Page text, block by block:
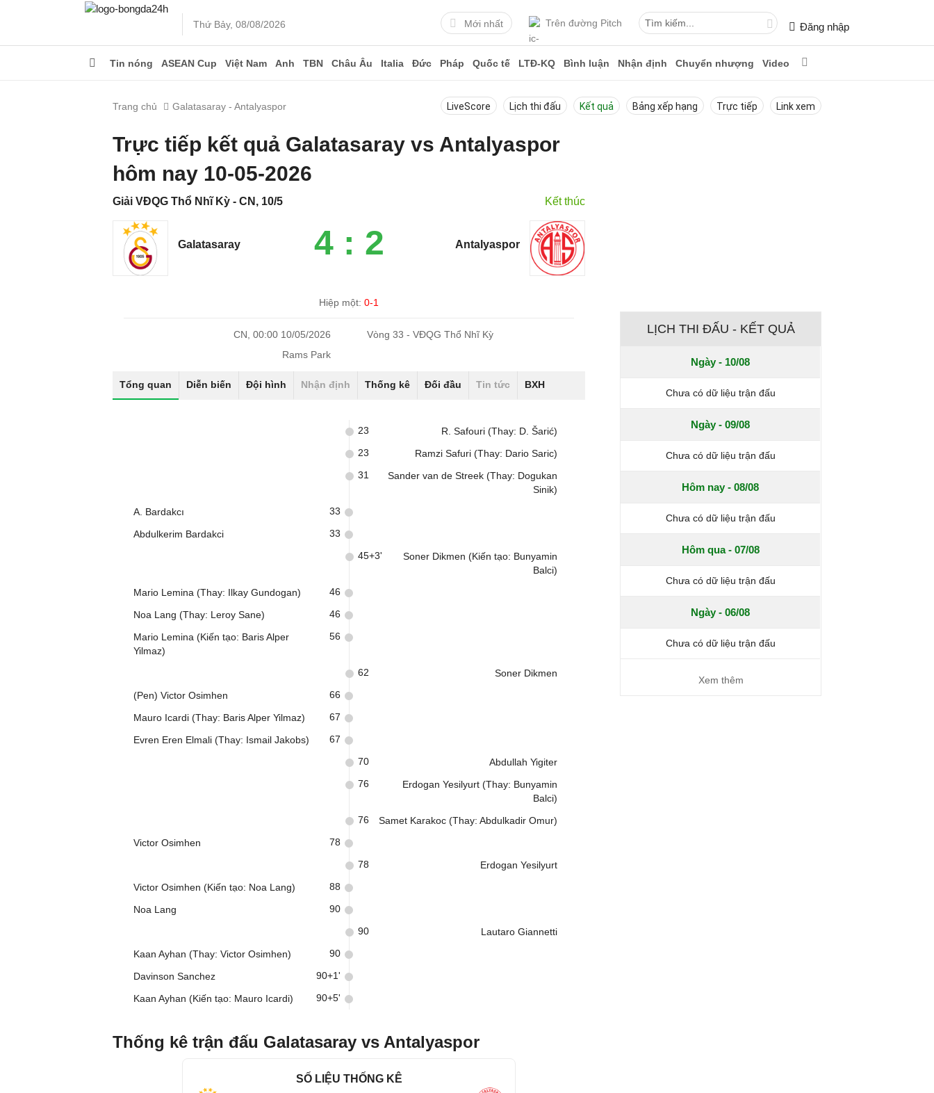
Thứ Bảy, 08/08/2026 Mới nhất Trên đường Pitch Đăng nhập
Tin nóng ASEAN Cup Việt Nam Anh TBN Châu Âu Italia Đức Pháp Quốc tế LTĐ-KQ Bình luận Nhận định Chuyển nhượng Video
Trang chủ Galatasaray - Antalyaspor LiveScore Lịch thi đấu Kết quả Bảng xếp hạng Trực tiếp Link xem
Trực tiếp kết quả Galatasaray vs Antalyaspor
hôm nay 10-05-2026
Giải VĐQG Thổ Nhĩ Kỳ - CN, 10/5 Kết thúc
Galatasaray 4 : 2 Antalyaspor
Hiệp một:0-1
CN, 00:00 10/05/2026
Vòng 33 - VĐQG Thổ Nhĩ Kỳ
Rams Park
Tổng quan Diễn biến Đội hình Nhận định Thống kê Đối đầu Tin tức BXH
R. Safouri (Thay: D. Šarić)
23
Ramzi Safuri (Thay: Dario Saric)
23
Sander van de Streek (Thay: Dogukan
Sinik)
31
A. Bardakcı 33
Abdulkerim Bardakci 33
Soner Dikmen (Kiến tạo: Bunyamin
Balci)
45+3'
Mario Lemina (Thay: Ilkay Gundogan) 46
Noa Lang (Thay: Leroy Sane) 46
Mario Lemina (Kiến tạo: Baris Alper
Yilmaz)
56
Soner Dikmen
62
(Pen) Victor Osimhen 66
Mauro Icardi (Thay: Baris Alper Yilmaz) 67
Evren Eren Elmali (Thay: Ismail Jakobs) 67
Abdullah Yigiter
70
Erdogan Yesilyurt (Thay: Bunyamin
Balci)
76
Samet Karakoc (Thay: Abdulkadir Omur)
76
Victor Osimhen 78
Erdogan Yesilyurt
78
Victor Osimhen (Kiến tạo: Noa Lang) 88
Noa Lang 90
Lautaro Giannetti
90
Kaan Ayhan (Thay: Victor Osimhen) 90
Davinson Sanchez 90+1'
Kaan Ayhan (Kiến tạo: Mauro Icardi) 90+5'
Thống kê trận đấu Galatasaray vs Antalyaspor
SỐ LIỆU THỐNG KÊ
LỊCH THI ĐẤU - KẾT QUẢ
Ngày - 10/08
Chưa có dữ liệu trận đấu
Ngày - 09/08
Chưa có dữ liệu trận đấu
Hôm nay - 08/08
Chưa có dữ liệu trận đấu
Hôm qua - 07/08
Chưa có dữ liệu trận đấu
Ngày - 06/08
Chưa có dữ liệu trận đấu
Xem thêm